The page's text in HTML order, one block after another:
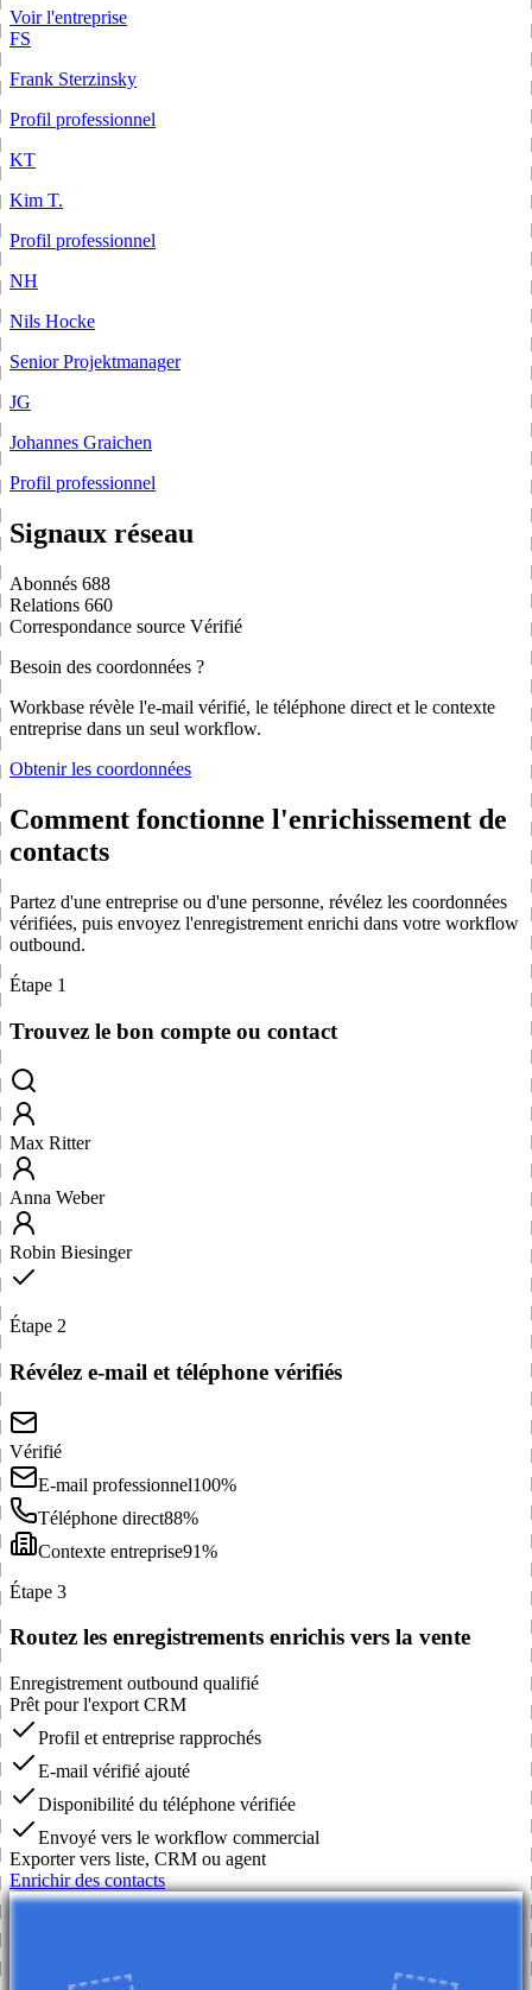
Voir l'entreprise
FS
Frank Sterzinsky
Profil professionnel
KT
Kim T.
Profil professionnel
NH
Nils Hocke
Senior Projektmanager
JG
Johannes Graichen
Profil professionnel
Signaux réseau
Abonnés 688
Relations 660
Correspondance source Vérifié
Besoin des coordonnées ?
Workbase révèle l'e-mail vérifié, le téléphone direct et le contexte
entreprise dans un seul workflow.
Obtenir les coordonnées
Comment fonctionne l'enrichissement de
contacts
Partez d'une entreprise ou d'une personne, révélez les coordonnées
vérifiées, puis envoyez l'enregistrement enrichi dans votre workflow
outbound.
Étape 1
Trouvez le bon compte ou contact
Max Ritter
Anna Weber
Robin Biesinger
Étape 2
Révélez e-mail et téléphone vérifiés
Vérifié
E-mail professionnel100%
Téléphone direct88%
Contexte entreprise91%
Étape 3
Routez les enregistrements enrichis vers la vente
Enregistrement outbound qualifié
Prêt pour l'export CRM
Profil et entreprise rapprochés
E-mail vérifié ajouté
Disponibilité du téléphone vérifiée
Envoyé vers le workflow commercial
Exporter vers liste, CRM ou agent
Enrichir des contacts